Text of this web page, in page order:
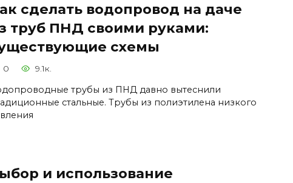
сделать водопровод на даче
труб ПНД своими руками:
схемы
0 9.1к.
трубы из ПНД давно вытеснили
стальные. Трубы из полиэтилена низкого
и использование